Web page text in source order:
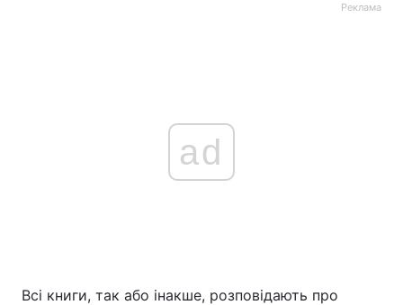
Реклама
ad
Всі книги, так або інакше, розповідають про